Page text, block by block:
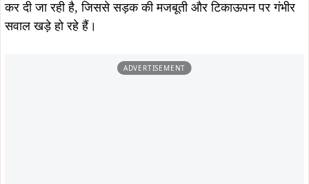
कर दी जा रही है, जिससे सड़क की मजबूती और टिकाऊपन पर गंभीर
सवाल खड़े हो रहे हैं।
ADVERTISEMENT